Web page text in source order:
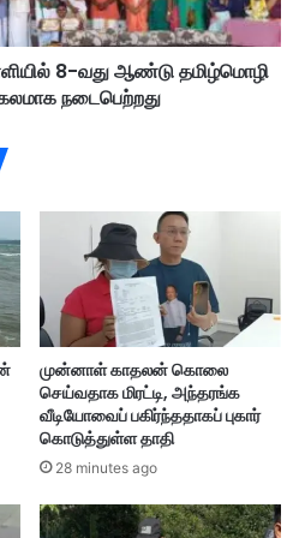
8-வது ஆண்டு தமிழ்மொழி
நடைபெற்றது
முன்னாள் காதலன் கொலை
செய்வதாக மிரட்டி, அந்தரங்க
வீடியோவைப் பகிர்ந்ததாகப் புகார்
கொடுத்துள்ள தாதி
28 minutes ago